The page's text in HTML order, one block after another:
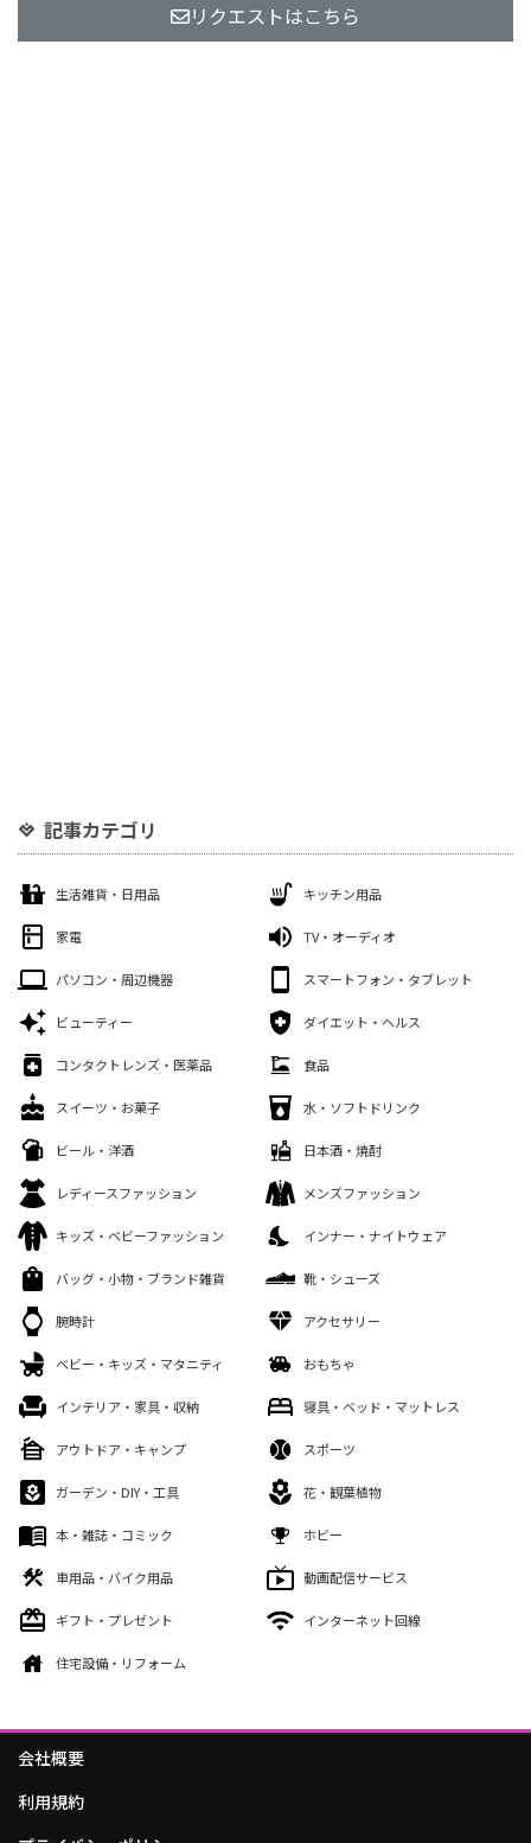
リクエストはこちら
記事カテゴリ
生活雑貨・日用品 キッチン用品
家電 TV・オーディオ
パソコン・周辺機器 スマートフォン・タブレット
ビューティー ダイエット・ヘルス
コンタクトレンズ・医薬品 食品
スイーツ・お菓子 水・ソフトドリンク
ビール・洋酒 日本酒・焼酎
レディースファッション メンズファッション
キッズ・ベビーファッション インナー・ナイトウェア
バッグ・小物・ブランド雑貨 靴・シューズ
腕時計 アクセサリー
ベビー・キッズ・マタニティ おもちゃ
インテリア・家具・収納 寝具・ベッド・マットレス
アウトドア・キャンプ スポーツ
ガーデン・DIY・工具 花・観葉植物
本・雑誌・コミック ホビー
車用品・バイク用品 動画配信サービス
ギフト・プレゼント インターネット回線
住宅設備・リフォーム
会社概要
利用規約